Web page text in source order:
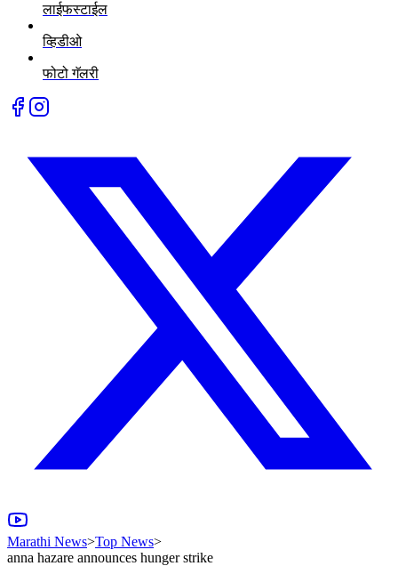
लाईफस्टाईल
व्हिडीओ
फोटो गॅलरी
Marathi News>Top News>
anna hazare announces hunger strike